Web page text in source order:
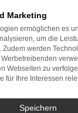
dass dein
auf dem
birgt nicht
sondern kann
an den
Marketing
ermöglichen es
um die
Zudem werden
Webseiten zu
für Ihre Interessen
Speichern